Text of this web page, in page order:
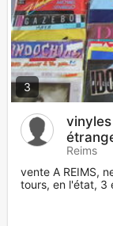
3
Reims
vente A REIMS,
tours, en l'état, 3